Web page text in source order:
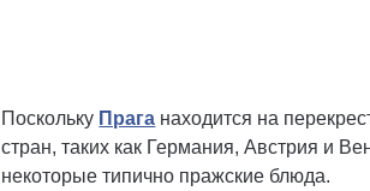
Поскольку Прага находится на
стран, таких как Германия, Австрия и
некоторые типично пражские блюда.